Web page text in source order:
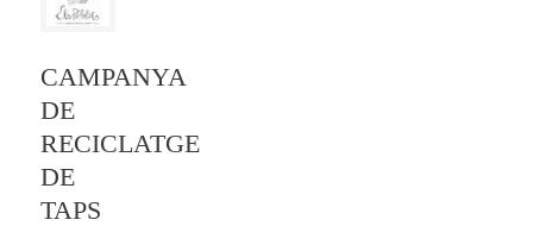
CAMPANYA
DE
RECICLATGE
DE
TAPS